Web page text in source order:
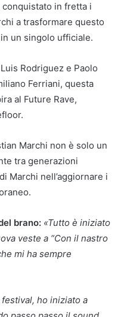
in fretta i
a trasformare questo
un singolo ufficiale.
Rodriguez e Paolo
Ferriani, questa
al Future Rave,
Marchi non è solo un
tra generazioni
Marchi nell’aggiornare i
brano: «Tutto è iniziato
veste a “Con il nastro
mi ha sempre
ho iniziato a